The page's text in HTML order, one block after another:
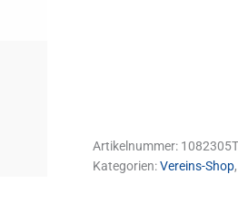
Artikelnummer:
Kategorien:Vereins-Shop,